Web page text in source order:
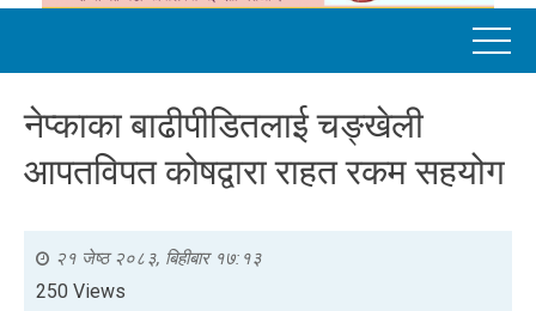
नेप्काका बाढीपीडितलाई चङ्खेली
आपतविपत कोषद्वारा राहत रकम सहयोग
२१ जेष्ठ २०८३, बिहीबार १७:१३
250 Views